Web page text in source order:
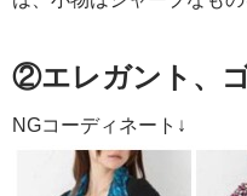
②エレガント、
NGコーディネート↓